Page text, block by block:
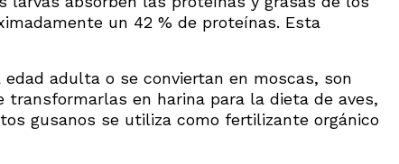
un 42 % de proteínas. Esta
adulta o se conviertan en moscas, son
en harina para la dieta de aves,
gusanos se utiliza como fertilizante orgánico